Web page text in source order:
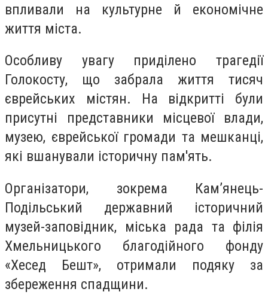
впливали на культурне й економічне
життя міста.
Особливу увагу приділено трагедії
Голокосту, що забрала життя тисяч
єврейських містян. На відкритті були
присутні представники місцевої влади,
музею, єврейської громади та мешканці,
які вшанували історичну пам'ять.
Організатори, зокрема Кам’янець-
Подільський державний історичний
музей-заповідник, міська рада та філія
Хмельницького благодійного фонду
«Хесед Бешт», отримали подяку за
збереження спадщини.